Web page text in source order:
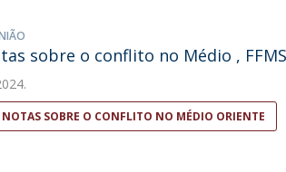
sobre o conflito no Médio ,
SOBRE O CONFLITO NO MÉDIO ORIENTE